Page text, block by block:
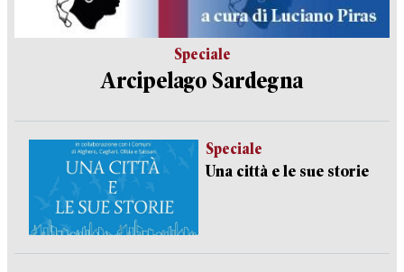
Speciale
Arcipelago Sardegna
Speciale
Una città e le sue storie